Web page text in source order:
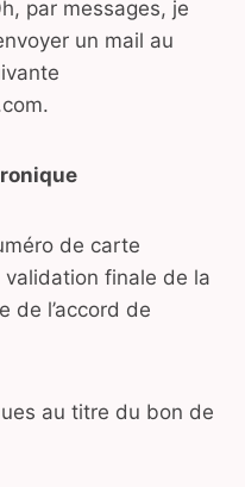
par messages, je
un mail au
de carte
validation finale de la
de l’accord de
au titre du bon de